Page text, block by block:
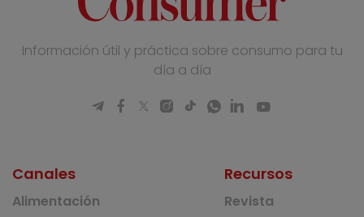
Información útil y práctica sobre consumo para tu
día a día
Canales
Alimentación
Recursos
Revista